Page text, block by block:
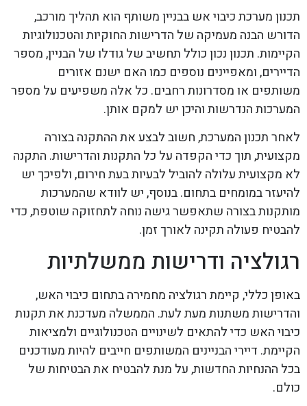
תכנון מערכת כיבוי אש בבניין משותף הוא תהליך מורכב,
הדורש הבנה מעמיקה של הדרישות החוקיות והטכנולוגיות
הקיימות. תכנון נכון כולל תחשיב של גודלו של הבניין, מספר
הדיירים, ומאפיינים נוספים כמו האם ישנם אזורים
משותפים או מסדרונות רחבים. כל אלה משפיעים על מספר
המערכות הנדרשות והיכן יש למקם אותן.
לאחר תכנון המערכת, חשוב לבצע את ההתקנה בצורה
מקצועית, תוך כדי הקפדה על כל התקנות והדרישות. התקנה
לא מקצועית עלולה להוביל לבעיות בעת חירום, ולפיכך יש
להיעזר במומחים בתחום. בנוסף, יש לוודא שהמערכות
מותקנות בצורה שתאפשר גישה נוחה לתחזוקה שוטפת, כדי
להבטיח פעולה תקינה לאורך זמן.
רגולציה ודרישות ממשלתיות
באופן כללי, קיימת רגולציה מחמירה בתחום כיבוי האש,
והדרישות משתנות מעת לעת. הממשלה מעדכנת את תקנות
כיבוי האש כדי להתאים לשינויים הטכנולוגיים ולמציאות
הקיימת. דיירי הבניינים המשותפים חייבים להיות מעודכנים
בכל ההנחיות החדשות, על מנת להבטיח את הבטיחות של
כולם.